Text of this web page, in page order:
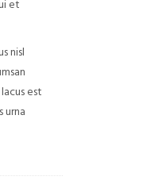
et
nisl
est
urna